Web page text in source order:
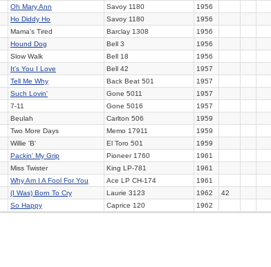
Oh Mary Ann Savoy 1180
1956
Ho Diddy Ho Savoy 1180
1956
Mama's Tired Barclay 1308
1956
Hound Dog Bell 3
1956
Slow Walk Bell 18
1956
It's You I Love Bell 42
1957
Tell Me Why Back Beat 501
1957
Such Lovin' Gone 5011
1957
7-11 Gone 5016
1957
Beulah Carlton 506
1959
Two More Days Memo 17911
1959
Willie 'B' El Toro 501
1959
Packin' My Grip Pioneer1760
1961
Miss Twister King LP-781
1961
Why Am I A Fool For You Ace LP CH-174
1961
(I Was) Born To Cry Laurie 3123 1962
42
So Happy Caprice 120 1962